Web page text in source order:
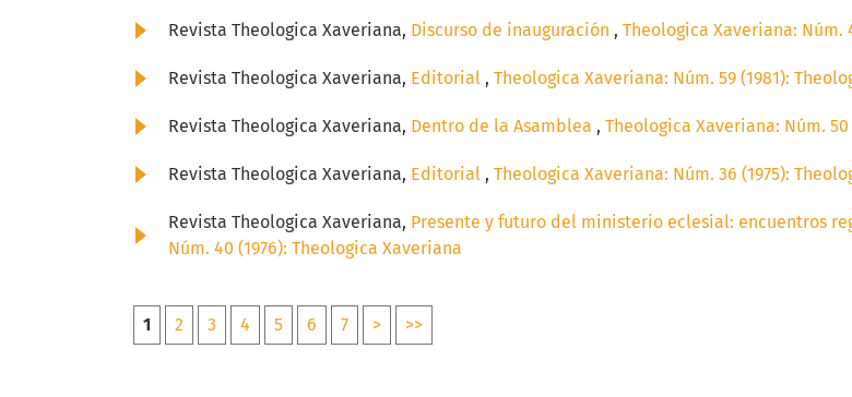
Revista Theologica Xaveriana, Discurso de inauguración , Theologica Xaveriana: Núm.
Revista Theologica Xaveriana, Editorial , Theologica Xaveriana: Núm. 59 (1981):
Revista Theologica Xaveriana, Dentro de la Asamblea , Theologica Xaveriana: Núm.
Revista Theologica Xaveriana, Editorial , Theologica Xaveriana: Núm. 36 (1975):
Revista Theologica Xaveriana, Presente y futuro del ministerio eclesial: encuentros
Núm. 40 (1976): Theologica Xaveriana
1 2 3 4 5 6 7 > >>